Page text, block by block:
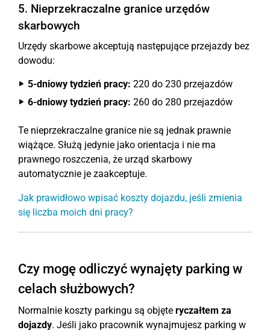
5. Nieprzekraczalne granice urzędów
skarbowych
Urzędy skarbowe akceptują następujące przejazdy bez
dowodu:
5-dniowy tydzień pracy: 220 do 230 przejazdów
6-dniowy tydzień pracy: 260 do 280 przejazdów
Te nieprzekraczalne granice nie są jednak prawnie
wiążące. Służą jedynie jako orientacja i nie ma
prawnego roszczenia, że urząd skarbowy
automatycznie je zaakceptuje.
Jak prawidłowo wpisać koszty dojazdu, jeśli zmienia
się liczba moich dni pracy?
Czy mogę odliczyć wynajęty parking w
celach służbowych?
Normalnie koszty parkingu są objęte ryczałtem za
dojazdy. Jeśli jako pracownik wynajmujesz parking w